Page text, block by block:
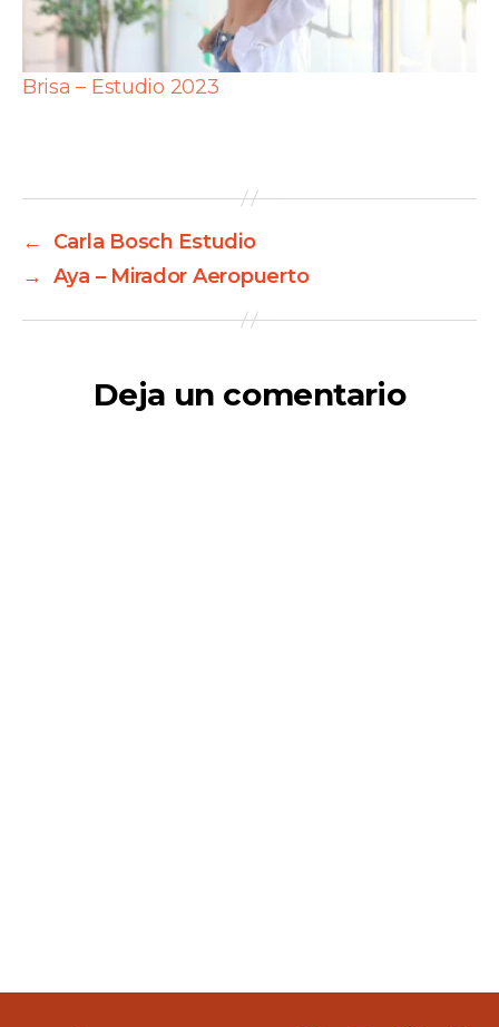
Brisa – Estudio 2023
←
Carla Bosch Estudio
→ Aya – Mirador Aeropuerto
Deja un comentario